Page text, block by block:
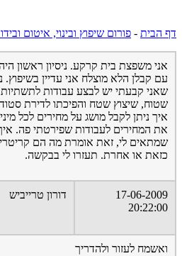
דף הבית - פורום שיפוץ ובינוי, איטום
אני משפצת בית קרקע. ניסיון ראשון
עם קבלן הלא מוצלח אני עדיין בשיפוץ.
שאני קבעתי יש לבצע עבודות
שטוח, שיצוץ שטח והפיכתו לדירת
איך ניתן לקבל מושג על מחירים לכל
את המחירים לעבודות שפירטתי פה.
שמתאים לי, זאת אומרת מה הם
כזאת או אחרת. תעזרו לי בבקשה.
17-06-2009
20:22:00
דורון טרייביש
ואשמח לעזור ולהדריך